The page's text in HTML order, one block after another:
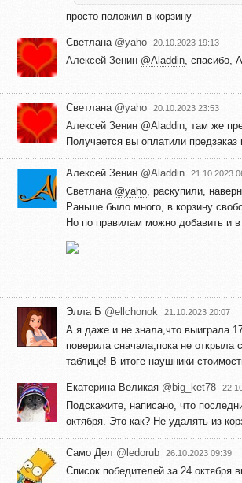
просто положил в корзину
Светлана @yaho 20.10.2023 19:13
Алексей Зенин @Aladdin, спасибо,
Светлана @yaho 20.10.2023 23:53
Алексей Зенин @Aladdin, там же
Получается вы оплатили
Алексей Зенин @Aladdin 21.10.2023
Светлана @yaho, раскупили,
Раньше было много, в корзину
Но по правилам можно добавить и
Элла Б @ellchonok 21.10.2023 20:07
А я даже и не знала,что выиграла
поверила сначала,пока не открыла
таблице! В итоге наушники
Екатерина Великая @big_ket78
Подскажите, написано, что
октября. Это как? Не удалять из
Само Дел @ledorub 26.10.2023 09:39
Список победителей за 24 октября